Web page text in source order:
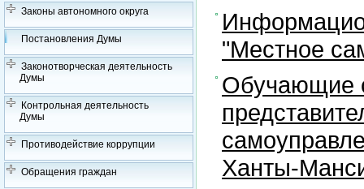
Законы автономного округа
Постановления Думы
Законотворческая деятельность
Думы
Контрольная деятельность
Думы
Противодействие коррупции
Обращения граждан
"Местное
Обучающие
Ханты-